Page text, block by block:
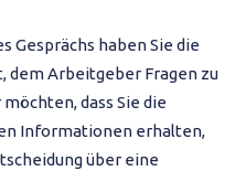
Gesprächs haben Sie die
dem Arbeitgeber Fragen zu
dass Sie die
Informationen erhalten,
über eine